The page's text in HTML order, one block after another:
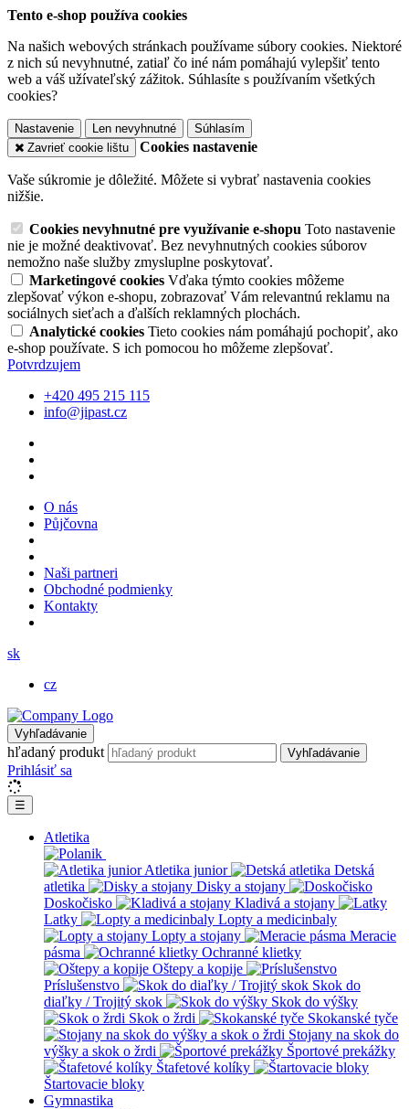
Tento e-shop používa cookies
Na našich webových stránkach používame súbory cookies. Niektoré
z nich sú nevyhnutné, zatiaľ čo iné nám pomáhajú vylepšiť tento
web a váš užívateľský zážitok. Súhlasíte s používaním všetkých
cookies?
Nastavenie Len nevyhnutné
Súhlasím
Zavrieť cookie lištu
Cookies nastavenie
Vaše súkromie je dôležité. Môžete si vybrať nastavenia cookies
nižšie.
Cookies nevyhnutné pre využívanie e-shopu Toto nastavenie
nie je možné deaktivovať. Bez nevyhnutných cookies súborov
nemožno naše služby zmysluplne poskytovať.
Marketingové cookies Vďaka týmto cookies môžeme
zlepšovať výkon e-shopu, zobrazovať Vám relevantnú reklamu na
sociálnych sieťach a ďalších reklamných plochách.
Analytické cookies Tieto cookies nám pomáhajú pochopiť, ako
e-shop používate. S ich pomocou ho môžeme zlepšovať.
Potvrdzujem
+420 495 215 115
info@jipast.cz
O nás
Půjčovna
Naši partneri
Obchodné podmienky
Kontakty
sk
cz
Vyhľadávanie
hľadaný produkt Vyhľadávanie
Prihlásiť sa
☰
Atletika
Atletika junior
Detská
atletika
Disky a stojany
Doskočisko
Kladivá a stojany
Latky
Lopty a medicinbaly
Lopty a stojany
Meracie
pásma
Ochranné klietky
Oštepy a kopije
Príslušenstvo
Skok do
diaľky / Trojitý skok
Skok do výšky
Skok o žrdi
Skokanské tyče
Stojany na skok do
výšky a skok o žrdi
Športové prekážky
Štafetové kolíky
Štartovacie bloky
Gymnastika